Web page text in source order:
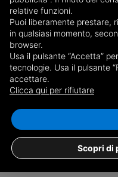
No results for
Marineo
relative funzioni.
Puoi liberamente prestare,
in qualsiasi momento,
browser.
Usa il pulsante “Accetta”
tecnologie. Usa il pulsante
accettare.
Clicca qui per rifiutare
Scopri di